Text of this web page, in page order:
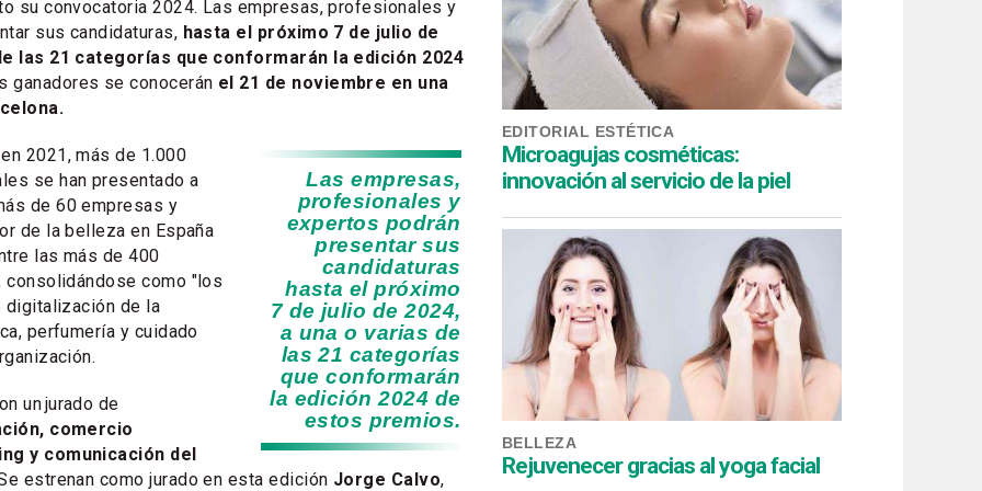
EDITORIAL ESTÉTICA
Microagujas cosméticas:
innovación al servicio de la piel
BELLEZA
Rejuvenecer gracias al yoga facial
su convocatoria 2024. Las empresas, profesionales y
sus candidaturas, hasta el próximo 7 de julio de
las 21 categorías que conformarán la edición 2024
ganadores se conocerán el 21 de noviembre en una
Las empresas,
profesionales y
expertos podrán
presentar sus
candidaturas
hasta el próximo
7 de julio de 2024,
a una o varias de
las 21 categorías
que conformarán
la edición 2024 de
estos premios.
2021, más de 1.000
se han presentado a
de 60 empresas y
de la belleza en España
las más de 400
consolidándose como "los
de la
perfumería y cuidado
un jurado de
comercio
y comunicación del
estrenan como jurado en esta edición Jorge Calvo,